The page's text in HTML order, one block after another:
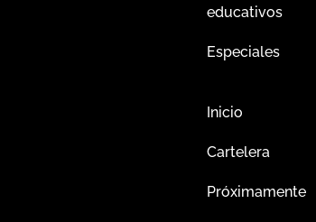
educativos
Especiales
Inicio
Cartelera
Próximamente